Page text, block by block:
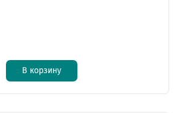
В корзину